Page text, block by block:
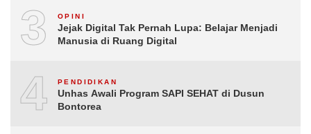
3 OPINI
Jejak Digital Tak Pernah Lupa: Belajar Menjadi
Manusia di Ruang Digital
4 PENDIDIKAN
Unhas Awali Program SAPI SEHAT di Dusun
Bontorea